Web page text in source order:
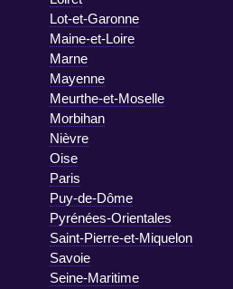
Lot-et-Garonne
Maine-et-Loire
Marne
Mayenne
Meurthe-et-Moselle
Morbihan
Nièvre
Oise
Paris
Puy-de-Dôme
Pyrénées-Orientales
Saint-Pierre-et-Miquelon
Savoie
Seine-Maritime